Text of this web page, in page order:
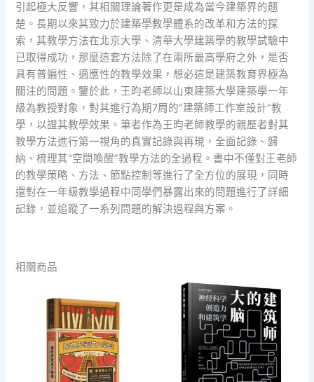
引起極大反響，其相關理論著作更是成為當今建築界的翹
楚。長期以來其致力於建築學教學體系的改革和方法的探
索，其教學方法在北京大學、清華大學建築學的教學試驗中
已取得成功，那麼這套方法除了在兩所最高學府之外，是否
具有普遍性、適應性的教學效果，想必這是建築教育界極為
關注的問題。鑒於此，王昀老師以山東建築大學建築學一年
級為教授對象，對其進行為期7周的“建築師工作室設計”教
學，以證其教學效果。筆者作為王昀老師教學的親歷者對其
教學方法進行第一視角的真實記錄與再現，全面記錄、歸
納、梳理其“空間喚醒”教學方法的全過程。書中不僅對王老師
的教學策略、方法、節點控制等進行了全方位的展現，同時
還對在一年級教學過程中同學們暴露出來的問題進行了詳細
記錄，並追蹤了一系列問題的解決過程與方案。
相關商品